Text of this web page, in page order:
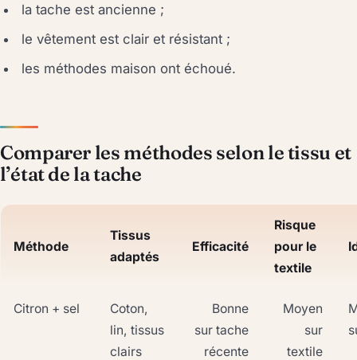
la tache est ancienne ;
le vêtement est clair et résistant ;
les méthodes maison ont échoué.
Comparer les méthodes selon le tissu et
l’état de la tache
Méthode
Tissus
adaptés
Efficacité
Risque
pour le
textile
Citron + sel
Coton,
lin, tissus
clairs
Bonne
sur tache
récente
Moyen
sur
textile